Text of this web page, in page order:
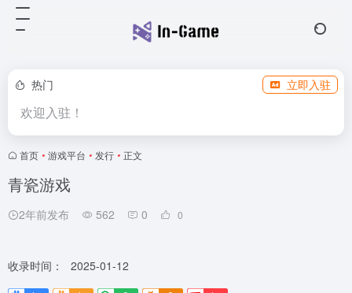
热门 立即入驻
欢迎入驻！
首页 • 游戏平台 • 发行 • 正文
青瓷游戏
2年前发布 562 0 0
收录时间：
2025-01-12